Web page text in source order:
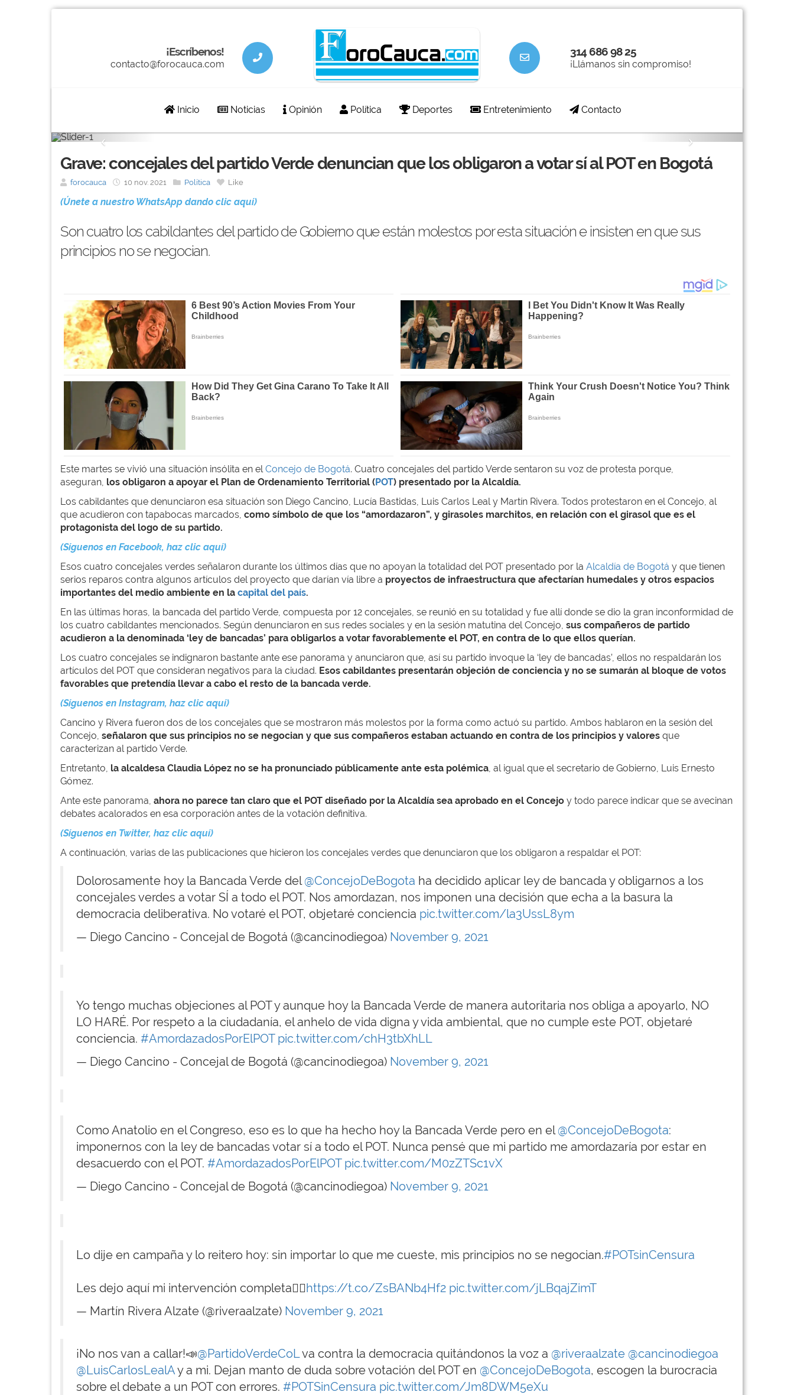
¡Escríbenos!
contacto@forocauca.com
314 686 98 25
¡Llámanos sin compromiso!
Inicio Noticias Opinión Política Deportes Entretenimiento Contacto
Previous Next
Grave: concejales del partido Verde denuncian que los obligaron a votar sí al POT en Bogotá
forocauca 10 nov. 2021 Política Like
(Únete a nuestro WhatsApp dando clic aquí)
Son cuatro los cabildantes del partido de Gobierno que están molestos por esta situación e insisten en que sus
principios no se negocian.
Este martes se vivió una situación insólita en el Concejo de Bogotá. Cuatro concejales del partido Verde sentaron su voz de protesta porque,
aseguran, los obligaron a apoyar el Plan de Ordenamiento Territorial (POT) presentado por la Alcaldía.
Los cabildantes que denunciaron esa situación son Diego Cancino, Lucía Bastidas, Luis Carlos Leal y Martín Rivera. Todos protestaron en el Concejo, al
que acudieron con tapabocas marcados, como símbolo de que los “amordazaron”, y girasoles marchitos, en relación con el girasol que es el
protagonista del logo de su partido.
(Síguenos en Facebook, haz clic aquí)
Esos cuatro concejales verdes señalaron durante los últimos días que no apoyan la totalidad del POT presentado por la Alcaldía de Bogotá y que tienen
serios reparos contra algunos artículos del proyecto que darían vía libre a proyectos de infraestructura que afectarían humedales y otros espacios
importantes del medio ambiente en la capital del país.
En las últimas horas, la bancada del partido Verde, compuesta por 12 concejales, se reunió en su totalidad y fue allí donde se dio la gran inconformidad de
los cuatro cabildantes mencionados. Según denunciaron en sus redes sociales y en la sesión matutina del Concejo, sus compañeros de partido
acudieron a la denominada ‘ley de bancadas’ para obligarlos a votar favorablemente el POT, en contra de lo que ellos querían.
Los cuatro concejales se indignaron bastante ante ese panorama y anunciaron que, así su partido invoque la ‘ley de bancadas’, ellos no respaldarán los
artículos del POT que consideran negativos para la ciudad. Esos cabildantes presentarán objeción de conciencia y no se sumarán al bloque de votos
favorables que pretendía llevar a cabo el resto de la bancada verde.
(Síguenos en Instagram, haz clic aquí)
Cancino y Rivera fueron dos de los concejales que se mostraron más molestos por la forma como actuó su partido. Ambos hablaron en la sesión del
Concejo, señalaron que sus principios no se negocian y que sus compañeros estaban actuando en contra de los principios y valores que
caracterizan al partido Verde.
Entretanto, la alcaldesa Claudia López no se ha pronunciado públicamente ante esta polémica, al igual que el secretario de Gobierno, Luis Ernesto
Gómez.
Ante este panorama, ahora no parece tan claro que el POT diseñado por la Alcaldía sea aprobado en el Concejo y todo parece indicar que se avecinan
debates acalorados en esa corporación antes de la votación definitiva.
(Síguenos en Twitter, haz clic aquí)
A continuación, varias de las publicaciones que hicieron los concejales verdes que denunciaron que los obligaron a respaldar el POT:
Dolorosamente hoy la Bancada Verde del@ConcejoDeBogota ha decidido aplicar ley de bancada y obligarnos a los
concejales verdes a votar SÍ a todo el POT. Nos amordazan, nos imponen una decisión que echa a la basura la
democracia deliberativa. No votaré el POT, objetaré conciencia pic.twitter.com/la3UssL8ym
— Diego Cancino - Concejal de Bogotá (@cancinodiegoa) November 9, 2021
Yo tengo muchas objeciones al POT y aunque hoy la Bancada Verde de manera autoritaria nos obliga a apoyarlo, NO
LO HARÉ. Por respeto a la ciudadanía, el anhelo de vida digna y vida ambiental, que no cumple este POT, objetaré
conciencia. #AmordazadosPorElPOT pic.twitter.com/chH3tbXhLL
— Diego Cancino - Concejal de Bogotá (@cancinodiegoa) November 9, 2021
Como Anatolio en el Congreso, eso es lo que ha hecho hoy la Bancada Verde pero en el@ConcejoDeBogota:
imponernos con la ley de bancadas votar sí a todo el POT. Nunca pensé que mi partido me amordazaría por estar en
desacuerdo con el POT. #AmordazadosPorElPOT pic.twitter.com/M0zZTSc1vX
— Diego Cancino - Concejal de Bogotá (@cancinodiegoa) November 9, 2021
Lo dije en campaña y lo reitero hoy: sin importar lo que me cueste, mis principios no se negocian.#POTsinCensura
Les dejo aquí mi intervención completa👇🏽https://t.co/ZsBANb4Hf2 pic.twitter.com/jLBqajZimT
— Martín Rivera Alzate (@riveraalzate) November 9, 2021
¡No nos van a callar!📣@PartidoVerdeCoLva contra la democracia quitándonos la voz a @riveraalzate @cancinodiegoa
@LuisCarlosLealAy a mi. Dejan manto de duda sobre votación del POT en @ConcejoDeBogota, escogen la burocracia
sobre el debate a un POT con errores. #POTSinCensura pic.twitter.com/Jm8DWM5eXu